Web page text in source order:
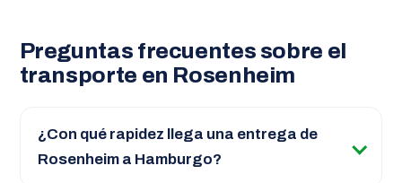
Preguntas frecuentes sobre el
transporte en Rosenheim
¿Con qué rapidez llega una entrega de
Rosenheim a Hamburgo?